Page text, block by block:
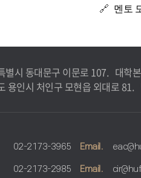
🔗 멘 토
별시 동대문구 이문로 107. 대학
용인시 처인구 모현읍 외대로 81.
02-2173-3965 Email.
02-2173-2985 Email.